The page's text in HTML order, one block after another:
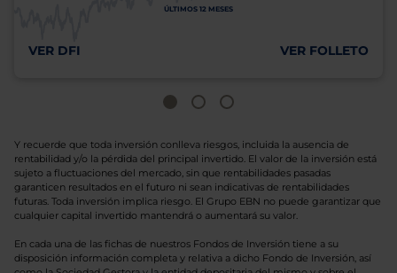
ÚLTIMOS 12 MESES
VER DFI VER FOLLETO
Y recuerde que toda inversión conlleva riesgos, incluida la ausencia de
rentabilidad y/o la pérdida del principal invertido. El valor de la inversión está
sujeto a fluctuaciones del mercado, sin que rentabilidades pasadas
garanticen resultados en el futuro ni sean indicativas de rentabilidades
futuras. Toda inversión implica riesgo. El Grupo EBN no puede garantizar que
cualquier capital invertido mantendrá o aumentará su valor.
En cada una de las fichas de nuestros Fondos de Inversión tiene a su
disposición información completa y relativa a dicho Fondo de Inversión, así